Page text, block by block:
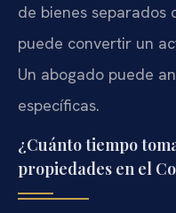
de bienes separados
puede convertir un
Un abogado puede
específicas.
¿Cuánto tiempo
propiedades en el